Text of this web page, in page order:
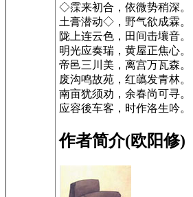
◇霂来初合，依微势稍深。
土膏潜动◇，野气欲成霖。
陇上连云色，田间击壤音。
明光应奏瑞，黄屋正焦心。
帝邑三川美，离宫万瓦森。
废沟鸣故苑，红蘤发青林。
南亩犹须劝，余春尚可寻。
应容後车客，时作洛生吟。
作者简介(欧阳修)